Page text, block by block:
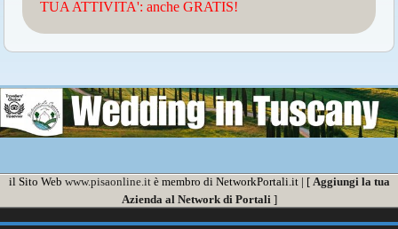
TUA ATTIVITA': anche GRATIS!
il Sito Web www.pisaonline.itè membro di NetworkPortali.it | [ Aggiungi la tua
Azienda al Network di Portali ]